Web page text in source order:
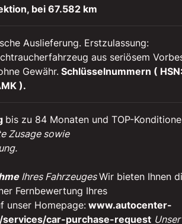
bei 67.582 km
Auslieferung. Erstzulassung:
aus seriösem
Gewähr. Schlüsselnummern (
).
bis zu 84 Monaten und TOP-
Zusage sowie
Ihres FahrzeugesWir bieten Ihnen
Fernbewertung Ihres
unser Homepage: www.autocenter-
services/car-purchase-request Unser